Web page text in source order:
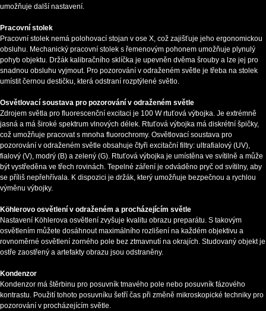
umožňuje další nastavení.
Pracovní stolek
Pracovní stolek nemá polohovací stojan v ose X, což zajišťuje jeho ergonomickou
obsluhu. Mechanický pracovní stolek s řemenovým pohonem umožňuje plynulý
pohyb objektu. Držák kalibračního sklíčka je upevněn dvěma šrouby a lze jej pro
snadnou obsluhu vyjmout. Pro pozorování v odraženém světle je třeba na stolek
umístit černou destičku, která odstraní rozptýlené světlo.
Osvětlovací soustava pro pozorování v odraženém světle
Zdrojem světla pro fluorescenční excitaci je 100 W rtuťová výbojka. Je extrémně
jasná a má široké spektrum vlnových délek. Rtuťová výbojka má diskrétní špičky,
což umožňuje pracovat s mnoha fluorochromy. Osvětlovací soustava pro
pozorování v odraženém světle obsahuje čtyři excitační filtry: ultrafialový (UV),
fialový (V), modrý (B) a zelený (G). Rtuťová výbojka je umístěna ve svítilně a může
být vystředěna ve třech rovinách. Tepelné záření je odváděno pryč od svítilny, aby
se příliš nepřehřívala. K dispozici je držák, který umožňuje bezpečnou a rychlou
výměnu výbojky.
Köhlerovo osvětlení v odraženém a procházejícím světle
Nastavení Köhlerova osvětlení zvyšuje kvalitu obrazu preparátu. S takovým
osvětlením můžete dosáhnout maximálního rozlišení na každém objektivu a
rovnoměrné osvětlení zorného pole bez ztmavnutí na okrajích. Studovaný objekt je
ostře zaostřený a artefakty obrazu jsou odstraněny.
Kondenzor
Kondenzor má štěrbinu pro posuvník tmavého pole nebo posuvník fázového
kontrastu. Použití tohoto posuvníku šetří čas při změně mikroskopické techniky pro
pozorování v procházejícím světle.